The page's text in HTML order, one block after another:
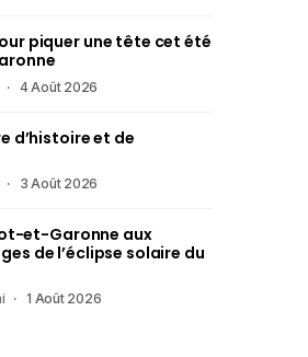
piquer une tête cet été
4 Août 2026
d’histoire et de
3 Août 2026
et-Garonne aux
de l’éclipse solaire du
1 Août 2026